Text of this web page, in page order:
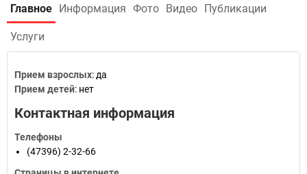
Главное Информация Фото Видео Публикации
Услуги
Прием взрослых: да
Прием детей: нет
Контактная информация
Телефоны
(47396) 2-32-66